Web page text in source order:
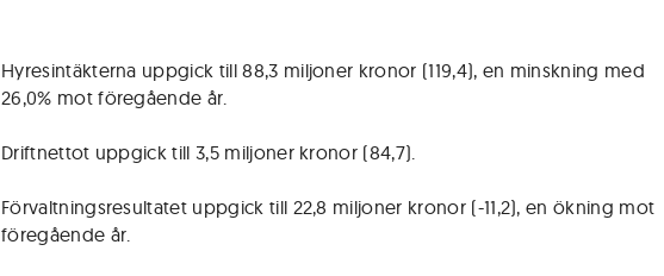
Hyresintäkterna uppgick till 88,3 miljoner kronor (119,4), en minskning med
26,0% mot föregående år.
Driftnettot uppgick till 3,5 miljoner kronor (84,7).
Förvaltningsresultatet uppgick till 22,8 miljoner kronor (-11,2), en ökning mot
föregående år.